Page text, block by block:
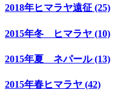
2018年ヒマラヤ遠征 (25)
2015年冬 ヒマラヤ (10)
2015年夏 ネパール (13)
2015年春ヒマラヤ (42)